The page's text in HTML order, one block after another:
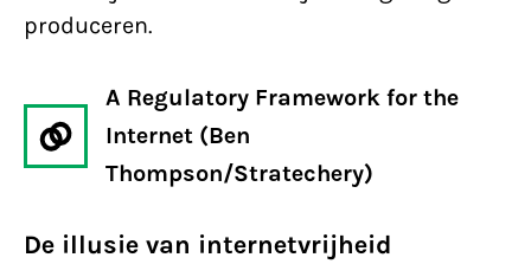
produceren.
A Regulatory Framework for the
Internet (Ben
Thompson/Stratechery)
De illusie van internetvrijheid